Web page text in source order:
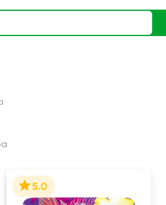
5.0